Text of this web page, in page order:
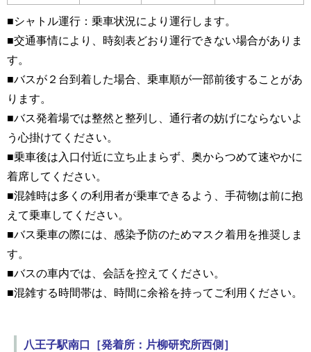
■シャトル運行：乗車状況により運行します。
■交通事情により、時刻表どおり運行できない場合がありま
す。
■バスが２台到着した場合、乗車順が一部前後することがあ
ります。
■バス発着場では整然と整列し、通行者の妨げにならないよ
う心掛けてください。
■乗車後は入口付近に立ち止まらず、奥からつめて速やかに
着席してください。
■混雑時は多くの利用者が乗車できるよう、手荷物は前に抱
えて乗車してください。
■バス乗車の際には、感染予防のためマスク着用を推奨しま
す。
■バスの車内では、会話を控えてください。
■混雑する時間帯は、時間に余裕を持ってご利用ください。
八王子駅南口［発着所：片柳研究所西側］